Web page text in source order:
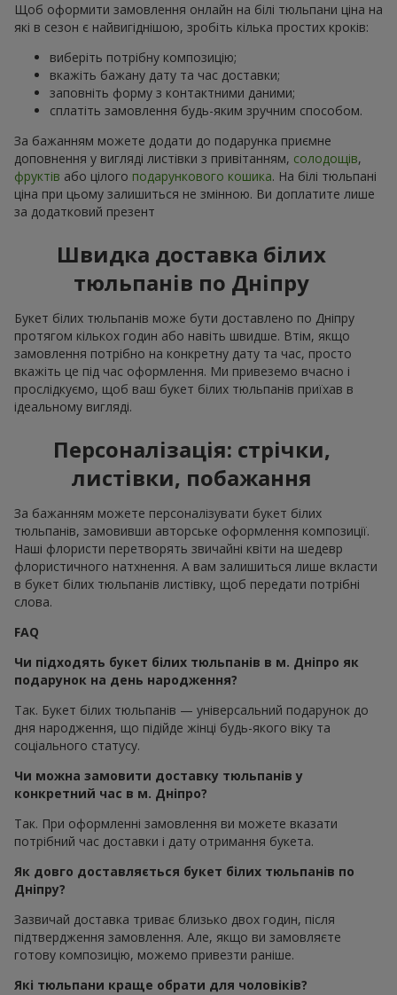
Щоб оформити замовлення онлайн на білі тюльпани ціна на
які в сезон є найвигіднішою, зробіть кілька простих кроків:
виберіть потрібну композицію;
вкажіть бажану дату та час доставки;
заповніть форму з контактними даними;
сплатіть замовлення будь-яким зручним способом.
За бажанням можете додати до подарунка приємне
доповнення у вигляді листівки з привітанням, солодощів,
фруктів або цілого подарункового кошика. На білі тюльпані
ціна при цьому залишиться не змінною. Ви доплатите лише
за додатковий презент
Швидка доставка білих
тюльпанів по Дніпру
Букет білих тюльпанів може бути доставлено по Дніпру
протягом кількох годин або навіть швидше. Втім, якщо
замовлення потрібно на конкретну дату та час, просто
вкажіть це під час оформлення. Ми привеземо вчасно і
прослідкуємо, щоб ваш букет білих тюльпанів приїхав в
ідеальному вигляді.
Персоналізація: стрічки,
листівки, побажання
За бажанням можете персоналізувати букет білих
тюльпанів, замовивши авторське оформлення композиції.
Наші флористи перетворять звичайні квіти на шедевр
флористичного натхнення. А вам залишиться лише вкласти
в букет білих тюльпанів листівку, щоб передати потрібні
слова.
FAQ
Чи підходять букет білих тюльпанів в м. Дніпро як
подарунок на день народження?
Так. Букет білих тюльпанів — універсальний подарунок до
дня народження, що підійде жінці будь-якого віку та
соціального статусу.
Чи можна замовити доставку тюльпанів у
конкретний час в м. Дніпро?
Так. При оформленні замовлення ви можете вказати
потрібний час доставки і дату отримання букета.
Як довго доставляється букет білих тюльпанів по
Дніпру?
Зазвичай доставка триває близько двох годин, після
підтвердження замовлення. Але, якщо ви замовляєте
готову композицію, можемо привезти раніше.
Які тюльпани краще обрати для чоловіків?